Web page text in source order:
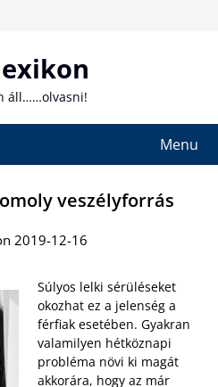
áll……olvasni!
Menu
veszélyforrás
2019-12-16
Súlyos lelki sérüléseket
okozhat ez a jelenség a
férfiak esetében. Gyakran
valamilyen hétköznapi
probléma növi ki magát
akkorára, hogy az már